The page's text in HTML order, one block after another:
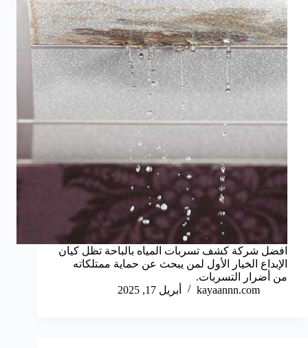
افضل شركة كشف تسربات المياه بالباحة تظل كيان
الإبداع الخيار الأول لمن يبحث عن حماية ممتلكاته
من أضرار التسربات.
kayaannn.com
أبريل 17, 2025